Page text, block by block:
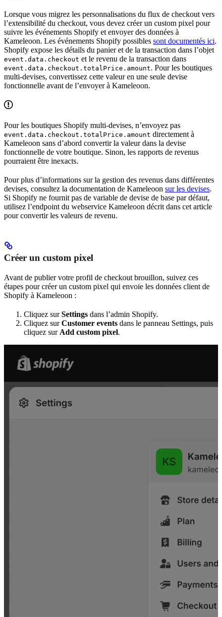
Lorsque vous migrez les personnalisations du flux de checkout vers
l’extensibilité du checkout, vous devez créer un custom pixel pour
suivre les événements Shopify et envoyer des données à
Kameleoon. Les événements Shopify possibles sont documentés ici.
Shopify expose les détails du panier et de la transaction dans l’objet
event.data.checkout et le revenu de la transaction dans
event.data.checkout.totalPrice.amount. Pour les boutiques
multi-devises, convertissez cette valeur en une seule devise
fonctionnelle avant de l’envoyer à Kameleoon.
Pour les boutiques Shopify multi-devises, n’envoyez pas
event.data.checkout.totalPrice.amount directement à
Kameleoon sans d’abord convertir la valeur dans la devise
fonctionnelle de votre boutique. Sinon, les rapports de revenus
pourraient être inexacts.
Pour plus d’informations sur la gestion des revenus dans différentes
devises, consultez la documentation de Kameleoon sur les devises.
Si Shopify ne fournit pas de variable de devise de base par défaut,
utilisez l’endpoint du webservice Kameleoon décrit dans cet article
pour convertir les valeurs de revenu.
Créer un custom pixel
Avant de publier votre profil de checkout brouillon, suivez ces
étapes pour créer un custom pixel qui envoie les données client de
Shopify à Kameleoon :
Cliquez surSettings dans l’admin Shopify.
Cliquez surCustomer events dans le panneau Settings, puis
cliquez sur Add custom pixel.